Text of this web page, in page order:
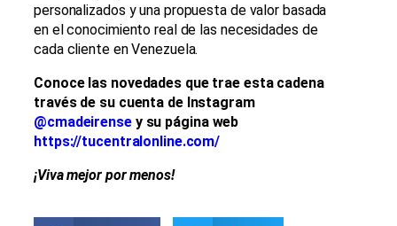
personalizados y una propuesta de valor basada
en el conocimiento real de las necesidades de
cada cliente en Venezuela.
Conoce las novedades que trae esta cadena
través de su cuenta de Instagram
@cmadeirensey su página web
https://tucentralonline.com/
¡Viva mejor por menos!